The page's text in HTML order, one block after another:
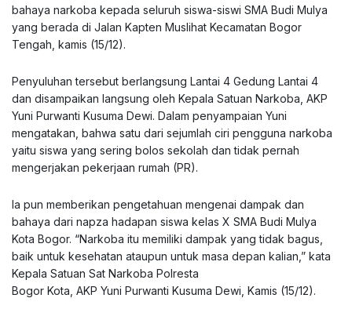
bahaya narkoba kepada seluruh siswa-siswi SMA Budi Mulya
yang berada di Jalan Kapten Muslihat Kecamatan Bogor
Tengah, kamis (15/12).
Penyuluhan tersebut berlangsung Lantai 4 Gedung Lantai 4
dan disampaikan langsung oleh Kepala Satuan Narkoba, AKP
Yuni Purwanti Kusuma Dewi. Dalam penyampaian Yuni
mengatakan, bahwa satu dari sejumlah ciri pengguna narkoba
yaitu siswa yang sering bolos sekolah dan tidak pernah
mengerjakan pekerjaan rumah (PR).
Ia pun memberikan pengetahuan mengenai dampak dan
bahaya dari napza hadapan siswa kelas X SMA Budi Mulya
Kota Bogor. “Narkoba itu memiliki dampak yang tidak bagus,
baik untuk kesehatan ataupun untuk masa depan kalian,” kata
Kepala Satuan Sat Narkoba Polresta
Bogor Kota, AKP Yuni Purwanti Kusuma Dewi, Kamis (15/12).